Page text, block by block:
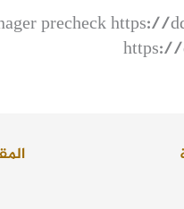
precheck https://
https://